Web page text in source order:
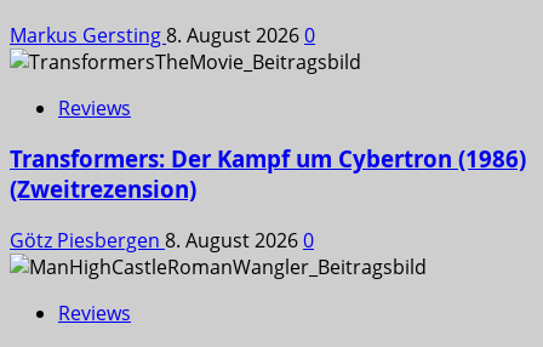
Markus Gersting8. August 20260
Reviews
Transformers: Der Kampf um Cybertron (1986)
(Zweitrezension)
Götz Piesbergen 8. August 20260
Reviews